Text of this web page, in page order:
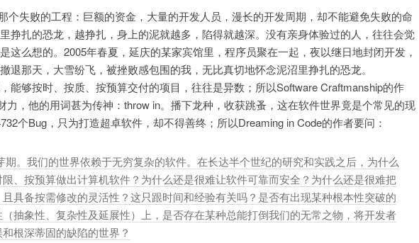
个失败的工程：巨额的资金，大量的开发人员，漫长的开发周期，却不能避免失败的命
扎的恐龙，越挣扎，身上的泥就越多，陷得就越深。没有亲身体验过的人，往往会觉
这么想的。2005年春夏，延庆的某家宾馆里，程序员聚在一起，夜以继日地封闭开发，
退那天，大雪纷飞，被挫败感包围的我，无比真切地怀念泥沼里挣扎的恐龙。
能够按时、按质、按预算交付的项目，往往是异数；所以Software Craftmanship的作
力，他的用词甚为传神：throw in。播下龙种，收获跳蚤，这在软件世界竟是个常见的现
个Bug，只为打造超卓软件，却不得善终；所以Dreaming in Code的作者要问：
期。我们的世界依赖于无穷复杂的软件。在长达半个世纪的研究和实践之后，为什么
、按预算做出计算机软件？为什么还是很难让软件可靠而安全？为什么还是很难把
具备按需修改的灵活性？这只跟时间和经验有关吗？是否有出现某种根本性突破的
抽象性、复杂性及延展性）上，是否存在某种总能打倒我们的无常之物，将开发者
根深蒂固的缺陷的世界？